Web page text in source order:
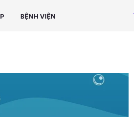
BỆNH VIỆN